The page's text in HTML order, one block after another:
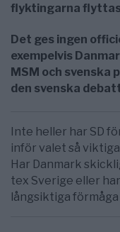
flyktingarna
Det ges ingen
exempelvis
MSM och
den svenska
Inte heller har SD
inför valet så
Har Danmark
tex Sverige eller
långsiktiga